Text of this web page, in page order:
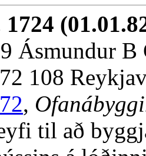
Ásmundur B
108
,
til að